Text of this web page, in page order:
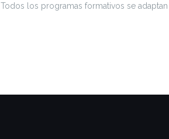
Todos los programas formativos se